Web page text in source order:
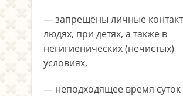
— запрещены личные
людях, при детях, а также в
негигиенических (нечистых)
условиях,
— неподходящее время суток